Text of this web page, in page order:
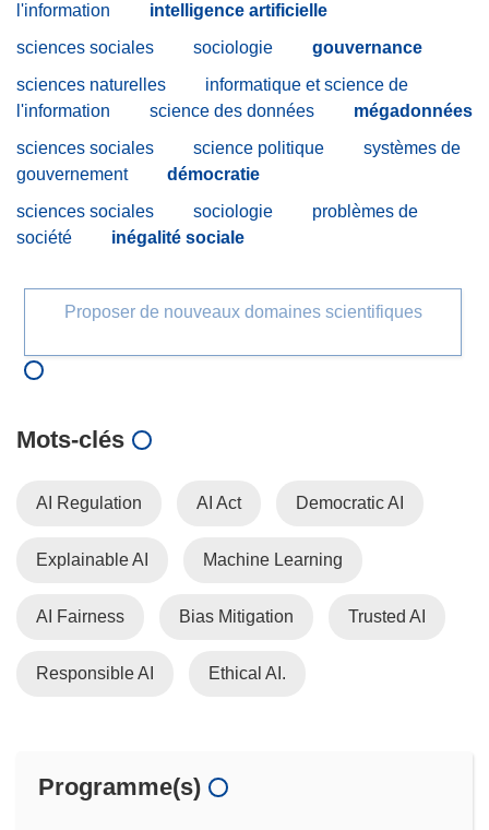
l'information
intelligence artificielle
sciences sociales
sociologie
gouvernance
sciences naturelles
informatique et science de
l'information
science des données
mégadonnées
sciences sociales
science politique
systèmes de
gouvernement
démocratie
sciences sociales
sociologie
problèmes de
société
inégalité sociale
Proposer de nouveaux domaines scientifiques
Mots‑clés
AI Regulation AI Act Democratic AI
Explainable AI Machine Learning
AI Fairness Bias Mitigation Trusted AI
Responsible AI Ethical AI.
Programme(s)